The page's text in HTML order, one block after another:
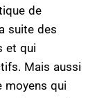
de
suite des
et qui
Mais aussi
moyens qui